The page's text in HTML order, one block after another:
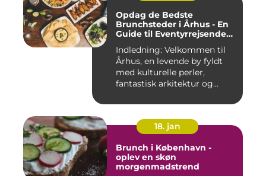
Opdag de Bedste
Brunchsteder i Århus - En
Guide til Eventyrrejsende
Indledning: Velkommen til
Århus, en levende by fyldt
med kulturelle perler,
fantastisk arkitektur og...
18. jan
Brunch i København -
oplev en skøn
morgenmadstrend